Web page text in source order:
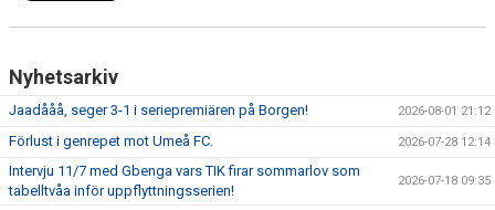
Nyhetsarkiv
Jaadååå, seger 3-1 i seriepremiären på Borgen! 2026-08-01 21:12
Förlust i genrepet mot Umeå FC. 2026-07-28 12:14
Intervju 11/7 med Gbenga vars TIK firar sommarlov som
tabelltvåa inför uppflyttningsserien!
2026-07-18 09:35